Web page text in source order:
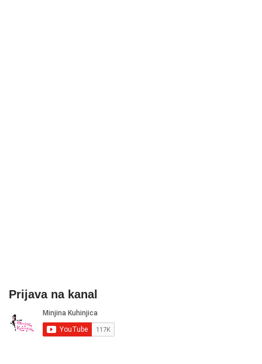
Prijava na kanal